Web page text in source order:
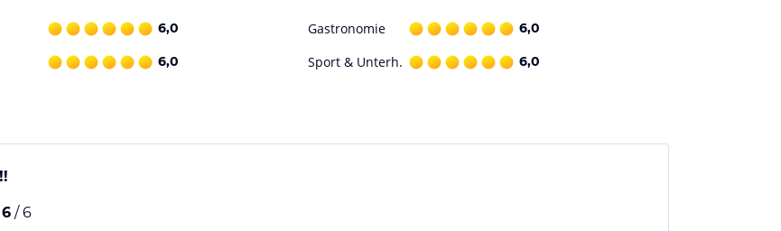
6,0 Gastronomie 6,0
6,0 Sport & Unterh. 6,0
6 / 6